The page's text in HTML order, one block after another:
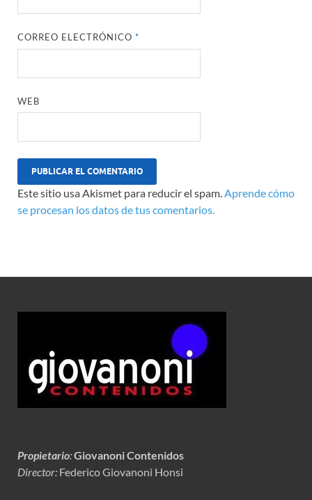
CORREO ELECTRÓNICO*
WEB
Este sitio usa Akismet para reducir el spam.Aprende cómo
se procesan los datos de tus comentarios.
Propietario:Giovanoni Contenidos
Director: Federico Giovanoni Honsi